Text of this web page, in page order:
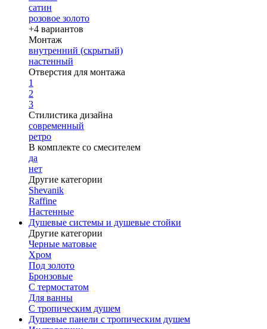
сатин
розовое золото
+4 вариантов
Монтаж
внутренний (скрытый)
настенный
Отверстия для монтажа
1
2
3
Стилистика дизайна
современный
ретро
В комплекте со смесителем
да
нет
Другие категории
Shevanik
Raffine
Настенные
Душевые системы и душевые стойки
Другие категории
Черные матовые
Хром
Под золото
Бронзовые
С термостатом
Для ванны
С тропическим душем
Душевые панели с тропическим душем